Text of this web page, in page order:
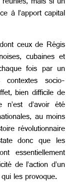
à l’apport capital
ceux de Régis
cubaines et
fois par un
socio-
bien difficile de
d’avoir été
au moins
révolutionnaire
donc que les
essentiellement
de l’action d’un
les provoque.